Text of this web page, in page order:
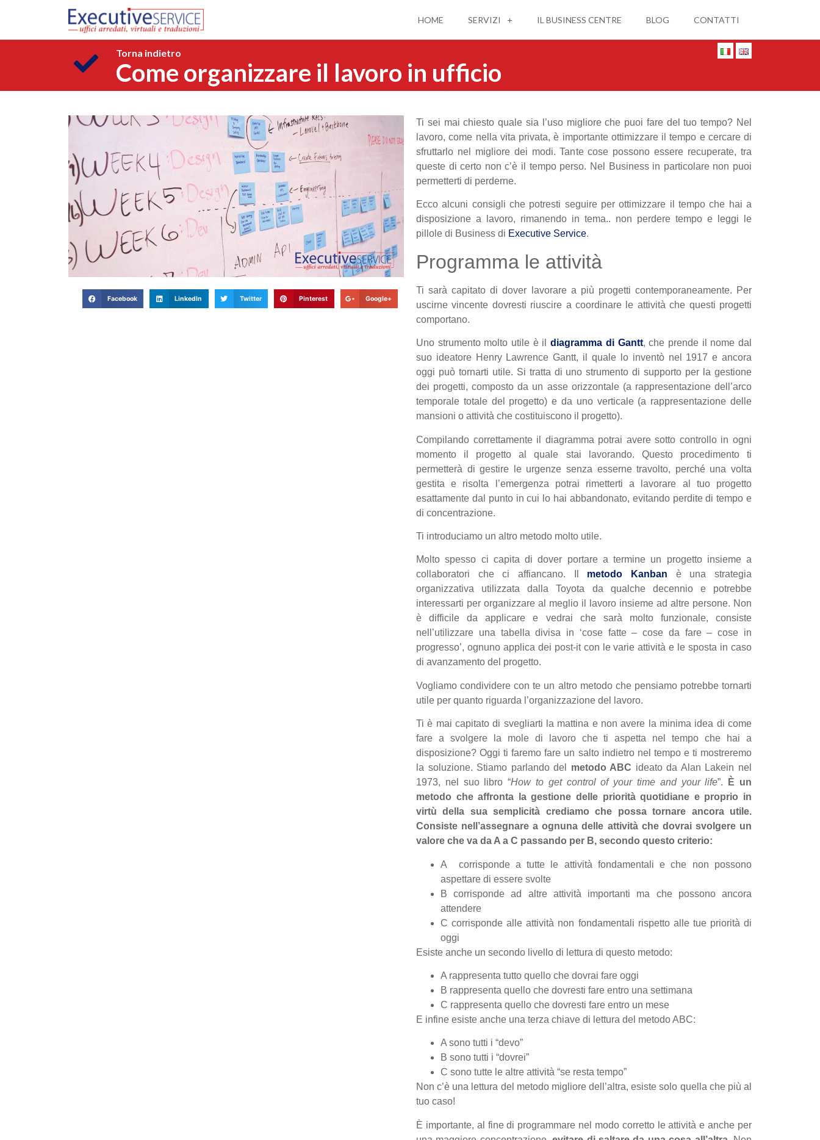
HOME SERVIZI IL BUSINESS CENTRE BLOG CONTATTI
Torna indietro
Come organizzare il lavoro in ufficio
Facebook LinkedIn Twitter Pinterest Google+
Ti sei mai chiesto quale sia l’uso migliore che puoi fare del tuo tempo? Nel
lavoro, come nella vita privata, è importante ottimizzare il tempo e cercare di
sfruttarlo nel migliore dei modi. Tante cose possono essere recuperate, tra
queste di certo non c’è il tempo perso. Nel Business in particolare non puoi
permetterti di perderne.
Ecco alcuni consigli che potresti seguire per ottimizzare il tempo che hai a
disposizione a lavoro, rimanendo in tema.. non perdere tempo e leggi le
pillole di Business di Executive Service.
Programma le attività
Ti sarà capitato di dover lavorare a più progetti contemporaneamente. Per
uscirne vincente dovresti riuscire a coordinare le attività che questi progetti
comportano.
Uno strumento molto utile è ildiagramma di Gantt, che prende il nome dal
suo ideatore Henry Lawrence Gantt, il quale lo inventò nel 1917 e ancora
oggi può tornarti utile. Si tratta di uno strumento di supporto per la gestione
dei progetti, composto da un asse orizzontale (a rappresentazione dell’arco
temporale totale del progetto) e da uno verticale (a rappresentazione delle
mansioni o attività che costituiscono il progetto).
Compilando correttamente il diagramma potrai avere sotto controllo in ogni
momento il progetto al quale stai lavorando. Questo procedimento ti
permetterà di gestire le urgenze senza esserne travolto, perché una volta
gestita e risolta l’emergenza potrai rimetterti a lavorare al tuo progetto
esattamente dal punto in cui lo hai abbandonato, evitando perdite di tempo e
di concentrazione.
Ti introduciamo un altro metodo molto utile.
Molto spesso ci capita di dover portare a termine un progetto insieme a
collaboratori che ci affiancano. Il metodo Kanban è una strategia
organizzativa utilizzata dalla Toyota da qualche decennio e potrebbe
interessarti per organizzare al meglio il lavoro insieme ad altre persone. Non
è difficile da applicare e vedrai che sarà molto funzionale, consiste
nell’utilizzare una tabella divisa in ‘cose fatte – cose da fare – cose in
progresso’, ognuno applica dei post-it con le varie attività e le sposta in caso
di avanzamento del progetto.
Vogliamo condividere con te un altro metodo che pensiamo potrebbe tornarti
utile per quanto riguarda l’organizzazione del lavoro.
Ti è mai capitato di svegliarti la mattina e non avere la minima idea di come
fare a svolgere la mole di lavoro che ti aspetta nel tempo che hai a
disposizione? Oggi ti faremo fare un salto indietro nel tempo e ti mostreremo
la soluzione. Stiamo parlando del metodo ABC ideato da Alan Lakein nel
1973, nel suo libro “How to get control of your time and your life”.
È un
metodo che affronta la gestione delle priorità quotidiane e proprio in
virtù della sua semplicità crediamo che possa tornare ancora utile.
Consiste nell’assegnare a ognuna delle attività che dovrai svolgere un
valore che va da A a C passando per B, secondo questo criterio:
A corrisponde a tutte le attività fondamentali e che non possono
aspettare di essere svolte
B corrisponde ad altre attività importanti ma che possono ancora
attendere
C corrisponde alle attività non fondamentali rispetto alle tue priorità di
oggi
Esiste anche un secondo livello di lettura di questo metodo:
A rappresenta tutto quello che dovrai fare oggi
B rappresenta quello che dovresti fare entro una settimana
C rappresenta quello che dovresti fare entro un mese
E infine esiste anche una terza chiave di lettura del metodo ABC:
A sono tutti i “devo”
B sono tutti i “dovrei”
C sono tutte le altre attività “se resta tempo”
Non c’è una lettura del metodo migliore dell’altra, esiste solo quella che più al
tuo caso!
È importante, al fine di programmare nel modo corretto le attività e anche per